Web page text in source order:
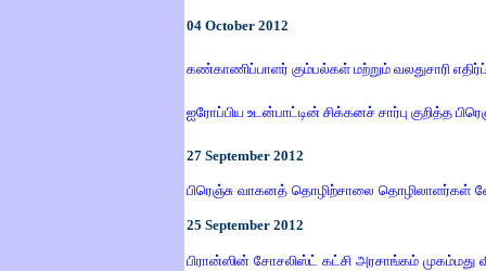
04 October 2012
கண்காணிப்பாளர் கும்பல்கள் மற்றும் வலதுசாரி
ஐரோப்பிய உடன்பாட்டின் சிக்கனச் சார்பு குறித்த
27 September 2012
பிரெஞ்சு வாகனத் தொழிற்சாலை தொழிலாளர்கள்
25 September 2012
பிரான்ஸின் சோசலிஸ்ட் கட்சி அரசாங்கம்